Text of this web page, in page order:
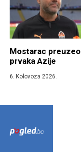
Mostarac preuzeo
prvaka Azije
6. Kolovoza 2026.